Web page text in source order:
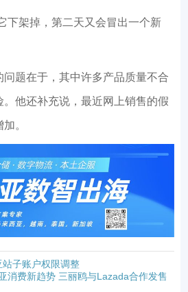
下架掉，第二天又会冒出一个新
题在于，其中许多产品质量不合
他还补充说，最近网上销售的假
。
子账户权限调整
消费新趋势 三丽鸥与Lazada合作发售